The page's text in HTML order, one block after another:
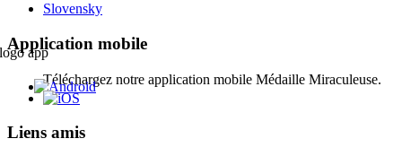
Slovensky
Application mobile
Téléchargez notre application mobile Médaille Miraculeuse.
Liens amis